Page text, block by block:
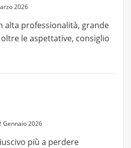
2026
alta professionalità, grande
le aspettative, consiglio
Gennaio 2026
più a perdere